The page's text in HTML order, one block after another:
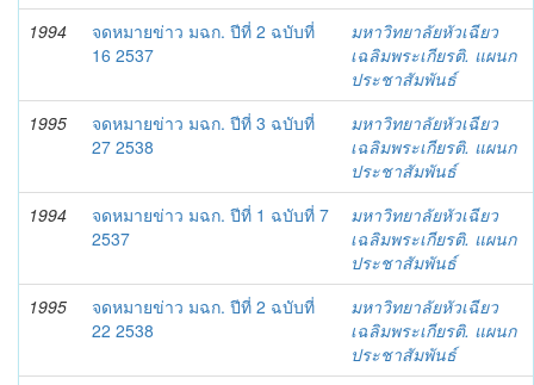
1994
จดหมายข่าว มฉก. ปีที่ 2 ฉบับที่
16 2537
มหาวิทยาลัยหัวเฉียว
เฉลิมพระเกียรติ. แผนก
ประชาสัมพันธ์
1995
จดหมายข่าว มฉก. ปีที่ 3 ฉบับที่
27 2538
มหาวิทยาลัยหัวเฉียว
เฉลิมพระเกียรติ. แผนก
ประชาสัมพันธ์
1994
จดหมายข่าว มฉก. ปีที่ 1 ฉบับที่ 7
2537
มหาวิทยาลัยหัวเฉียว
เฉลิมพระเกียรติ. แผนก
ประชาสัมพันธ์
1995
จดหมายข่าว มฉก. ปีที่ 2 ฉบับที่
22 2538
มหาวิทยาลัยหัวเฉียว
เฉลิมพระเกียรติ. แผนก
ประชาสัมพันธ์